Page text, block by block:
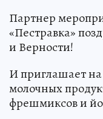
Партнер
«Пестравка»
и Верности!
И приглашает
молочных
фрешмиксов и